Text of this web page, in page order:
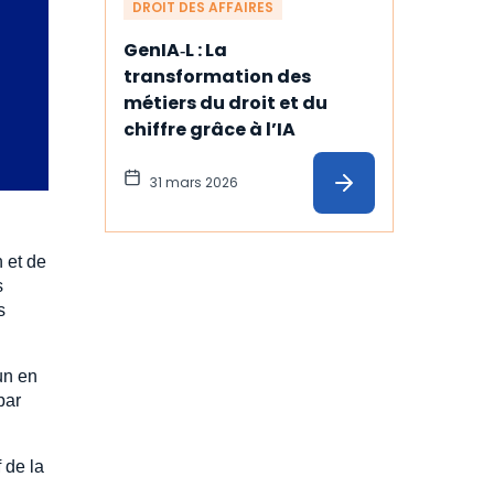
et de
en
de la
DROIT DES AFFAIRES
GenIA‑L : La
transformation des
métiers du droit et du
chiffre grâce à l’IA
31 mars 2026